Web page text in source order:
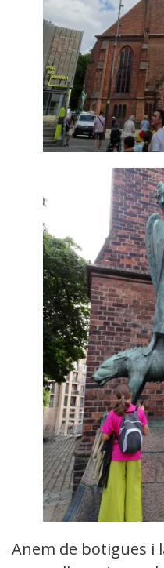
Anem de botigues i